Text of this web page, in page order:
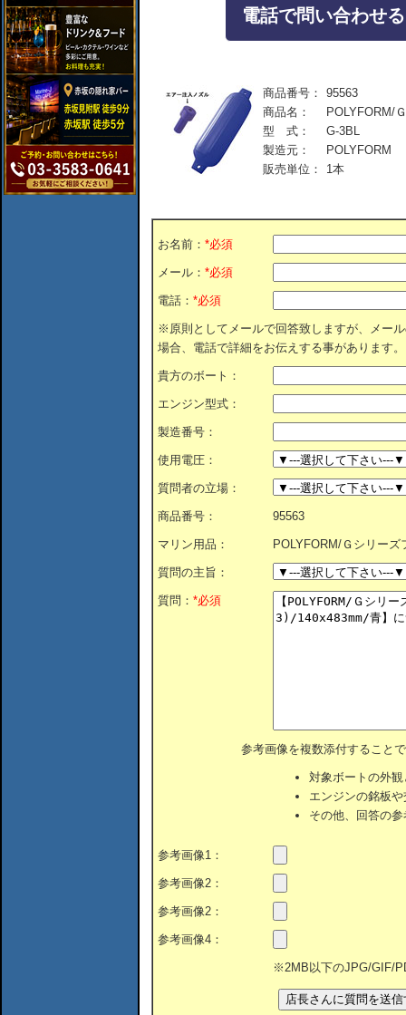
電話で問い合わせ
商品番号：
95563
商品名：
POLYFORM/
型 式：
G-3BL
製造元：
POLYFORM
販売単位：
1本
お名前： *必須
メール： *必須
電話： *必須
※原則としてメールで回答致しますが、メー
場合、電話で詳細をお伝えする事があります。
貴方のボート：
エンジン型式：
製造番号：
使用電圧：
質問者の立場：
商品番号： 95563
マリン用品： POLYFORM/Ｇシリー
質問の主旨：
質問： *必須
参考画像を複数添付すること
対象ボートの外
エンジンの銘板
その他、回答の
参考画像1：
参考画像2：
参考画像2：
参考画像4：
※2MB以下のJPG/GIF/